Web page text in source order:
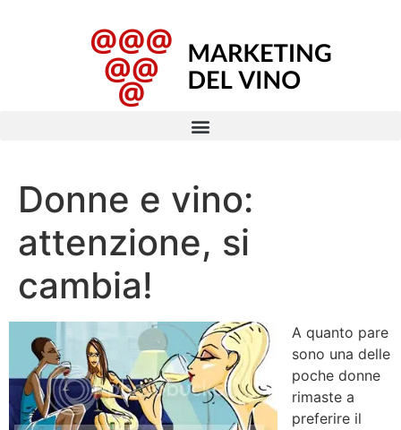
Donne e vino:
attenzione, si
cambia!
A quanto pare
sono una delle
poche donne
rimaste a
preferire il